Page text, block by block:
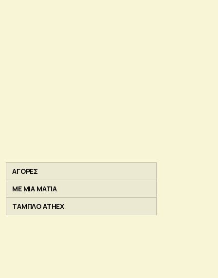
ΑΓΟΡΕΣ
ΜΕ ΜΙΑ ΜΑΤΙΑ
ΤΑΜΠΛΟ ATHEX